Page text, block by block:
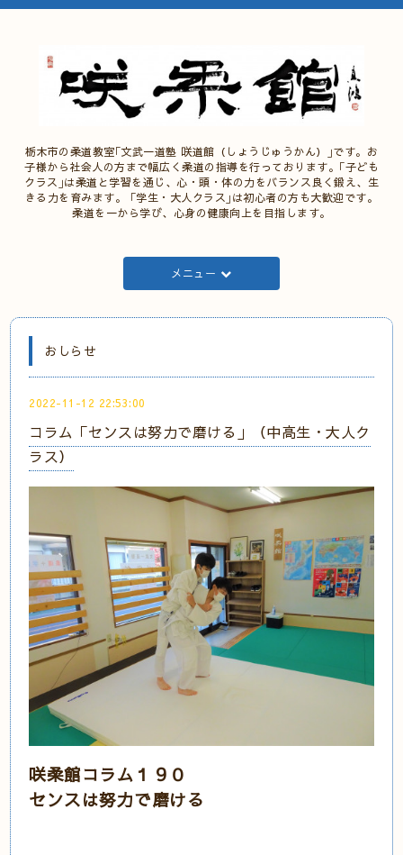
栃木市の柔道教室｢文武一道塾 咲道館（しょうじゅうかん）｣です。お
子様から社会人の方まで幅広く柔道の指導を行っております。｢子ども
クラス｣は柔道と学習を通じ、心・頭・体の力をバランス良く鍛え、生
きる力を育みます。 ｢学生・大人クラス｣は初心者の方も大歓迎です。
柔道を一から学び、心身の健康向上を目指します。
メニュー
おしらせ
2022-11-12 22:53:00
コラム「センスは努力で磨ける」（中高生・大人ク
ラス）
咲柔館コラム１９０
センスは努力で磨ける